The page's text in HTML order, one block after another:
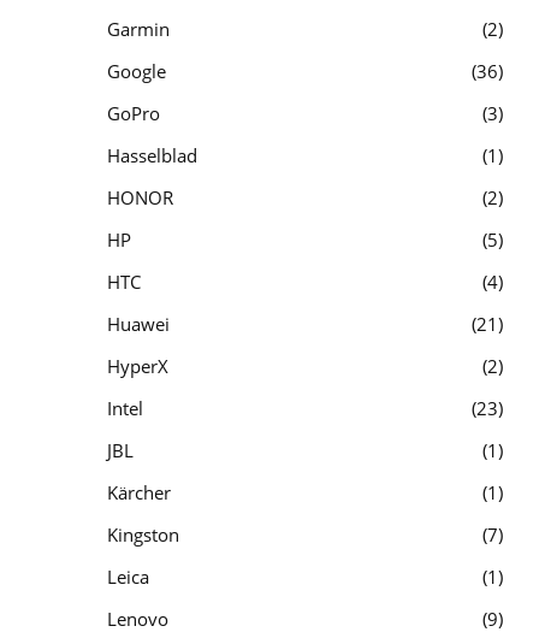
Garmin
2
Google
36
GoPro
3
Hasselblad
1
HONOR
2
HP
5
HTC
4
Huawei
21
HyperX
2
Intel
23
JBL
1
Kärcher
1
Kingston
7
Leica
1
Lenovo
9